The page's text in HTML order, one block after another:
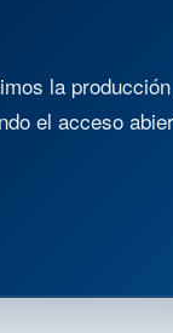
la
el acceso